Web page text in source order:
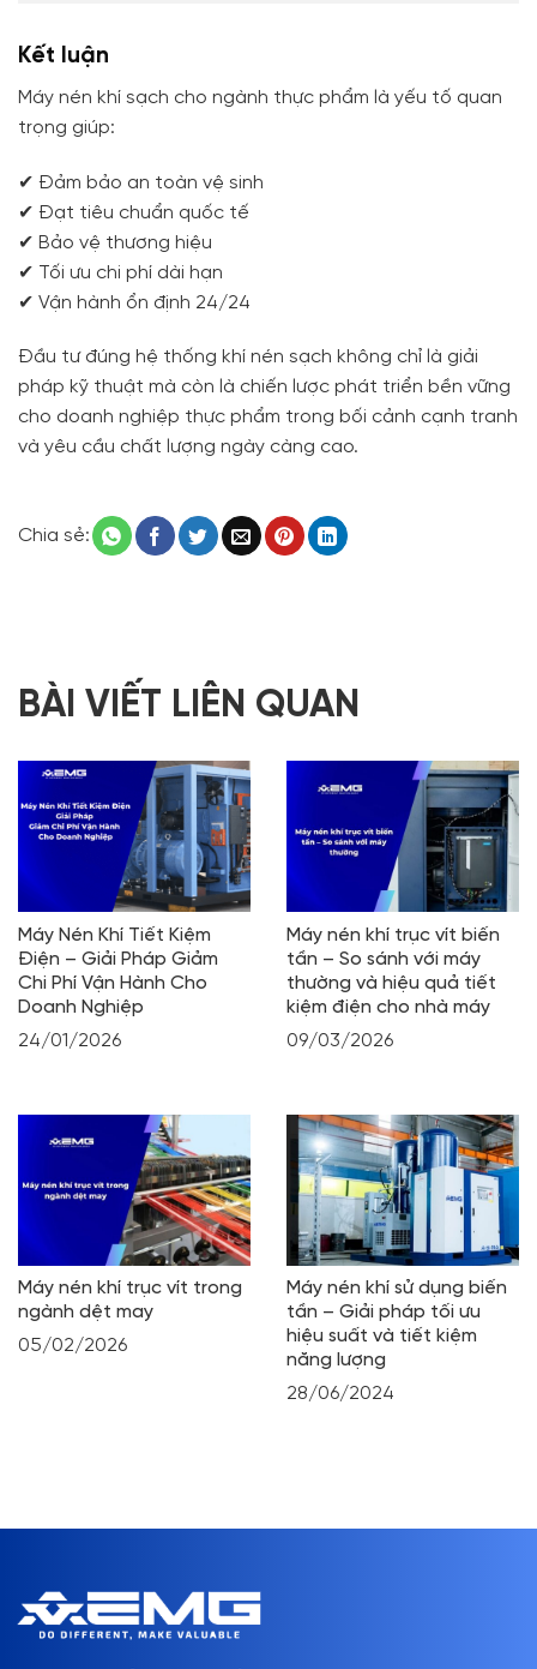
Kết luận
Máy nén khí sạch cho ngành thực phẩm là yếu tố quan
trọng giúp:
✔ Đảm bảo an toàn vệ sinh
✔ Đạt tiêu chuẩn quốc tế
✔ Bảo vệ thương hiệu
✔ Tối ưu chi phí dài hạn
✔ Vận hành ổn định 24/24
Đầu tư đúng hệ thống khí nén sạch không chỉ là giải
pháp kỹ thuật mà còn là chiến lược phát triển bền vững
cho doanh nghiệp thực phẩm trong bối cảnh cạnh tranh
và yêu cầu chất lượng ngày càng cao.
Chia sẻ:
BÀI VIẾT LIÊN QUAN
Máy Nén Khí Tiết Kiệm
Điện – Giải Pháp Giảm
Chi Phí Vận Hành Cho
Doanh Nghiệp
24/01/2026
Máy nén khí trục vít biến
tần – So sánh với máy
thường và hiệu quả tiết
kiệm điện cho nhà máy
09/03/2026
Máy nén khí trục vít trong
ngành dệt may
05/02/2026
Máy nén khí sử dụng biến
tần – Giải pháp tối ưu
hiệu suất và tiết kiệm
năng lượng
28/06/2024